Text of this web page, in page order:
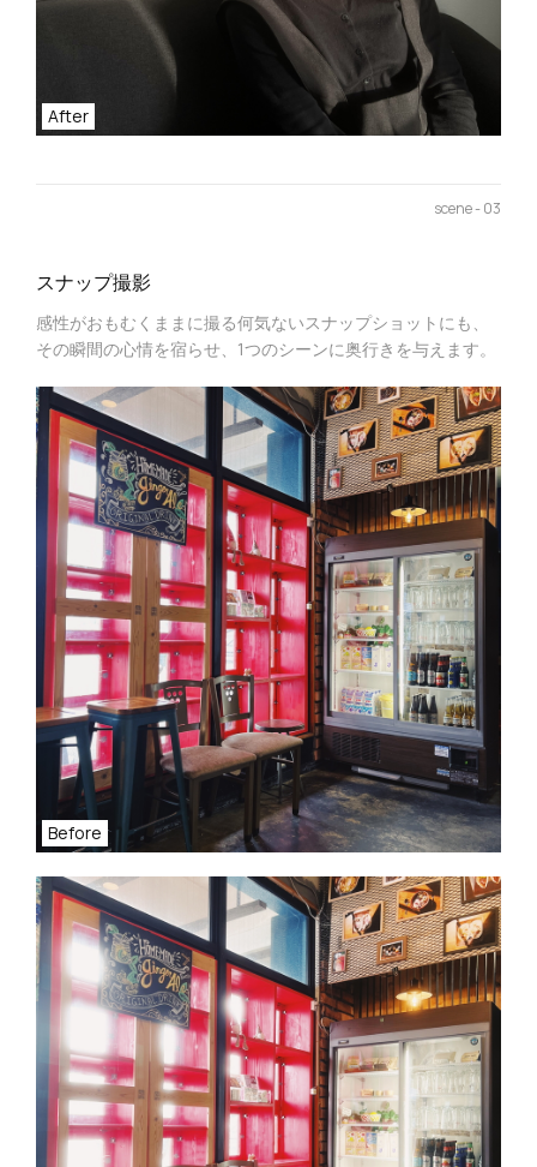
After
scene - 03
スナップ撮影
感性がおもむくままに撮る何気ないスナップショットにも、
その瞬間の心情を宿らせ、1つのシーンに奥行きを与えます。
Before